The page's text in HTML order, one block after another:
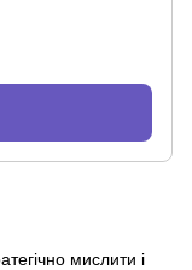
мислити і